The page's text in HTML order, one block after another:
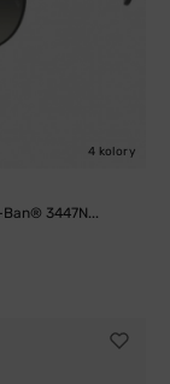
4 kolory
3447N...